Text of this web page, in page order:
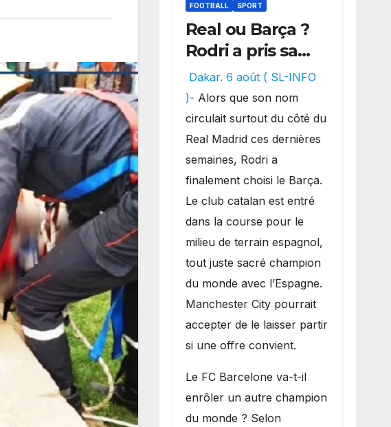
FOOTBALL SPORT
Real ou Barça ?
Rodri a pris sa
décision, un
choix qui
pourrait faire
grand bruit sur
le marché des
transferts.
Dakar. 6 août ( SL-INFO
)- Alors que son nom
circulait surtout du côté du
Real Madrid ces dernières
semaines, Rodri a
finalement choisi le Barça.
Le club catalan est entré
dans la course pour le
milieu de terrain espagnol,
tout juste sacré champion
du monde avec l’Espagne.
Manchester City pourrait
accepter de le laisser partir
si une offre convient.
​Le FC Barcelone va-t-il
enrôler un autre champion
du monde ? Selon